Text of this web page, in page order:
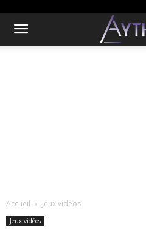
Accueil Jeux vidéos
Jeux vidéos